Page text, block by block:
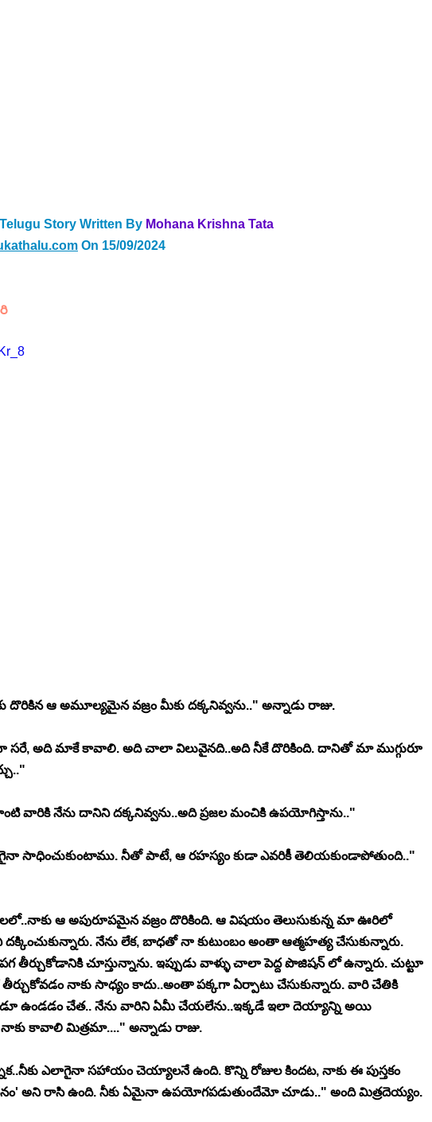
Story Written By Mohana Krishna Tata
On 15/09/2024
దొరికిన ఆ అమూల్యమైన వజ్రం మీకు దక్కనివ్వను.." అన్నాడు రాజు.
సరే, అది మాకే కావాలి. అది చాలా విలువైనది..అది నీకే దొరికింది. దానితో మా ముగ్గురూ
వారికి నేను దానిని దక్కనివ్వను..అది ప్రజల మంచికి ఉపయోగిస్తాను.."
సాధించుకుంటాము. నీతో పాటే, ఆ రహస్యం కుడా ఎవరికీ తెలియకుండాపోతుంది.."
ఆ అపురూపమైన వజ్రం దొరికింది. ఆ విషయం తెలుసుకున్న మా ఊరిలో
దక్కించుకున్నారు. నేను లేక, బాధతో నా కుటుంబం అంతా ఆత్మహత్య చేసుకున్నారు.
తీర్చుకోడానికి చూస్తున్నాను. ఇప్పుడు వాళ్ళు చాలా పెద్ద పొజిషన్ లో ఉన్నారు. చుట్టూ
నాకు సాధ్యం కాదు..అంతా పక్కగా ఏర్పాటు చేసుకున్నారు. వారి చేతికి
ఉండడం చేత.. నేను వారిని ఏమీ చేయలేను..ఇక్కడే ఇలా దెయ్యాన్ని అయి
నాకు కావాలి మిత్రమా...." అన్నాడు రాజు.
ఎలాగైనా సహాయం చెయ్యాలనే ఉంది. కొన్ని రోజుల కిందట, నాకు ఈ పుస్తకం
అని రాసి ఉంది. నీకు ఏమైనా ఉపయోగపడుతుందేమో చూడు.." అంది మిత్రదెయ్యం.